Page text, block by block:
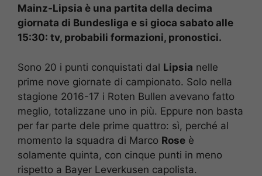
Mainz-Lipsia è una partita della decima
giornata di Bundesliga e si gioca sabato alle
15:30: tv, probabili formazioni, pronostici.
Sono 20 i punti conquistati dal Lipsia nelle
prime nove giornate di campionato. Solo nella
stagione 2016-17 i Roten Bullen avevano fatto
meglio, totalizzane uno in più. Eppure non basta
per far parte dele prime quattro: sì, perché al
momento la squadra di Marco Rose è
solamente quinta, con cinque punti in meno
rispetto a Bayer Leverkusen capolista.